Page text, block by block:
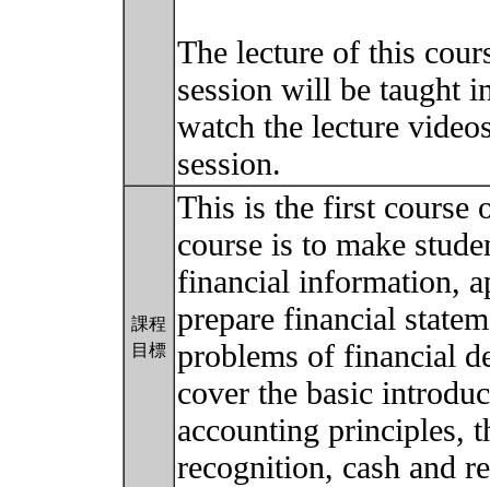
The lecture of this
session will be taught
watch the lecture
session.
課程
目標
This is the first course
course is to make
financial information,
prepare financial
problems of financial
cover the basic
accounting principles,
recognition, cash and